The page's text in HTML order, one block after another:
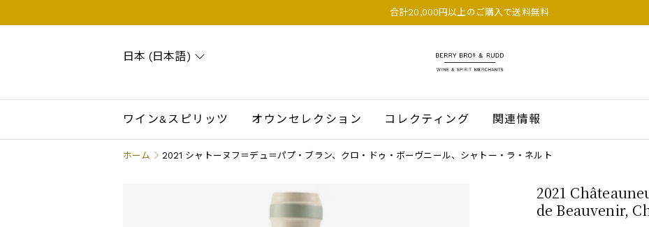
合計20,000円以上のご購入で送料無料
日本 (日本語) BERRY BROS. & RUDD
Cart
ワイン&スピリッツ オウンセレクション コレクティング 関連情報
ホーム 2021 シャトーヌフ＝デュ＝パプ・ブラン、クロ・ドゥ・ボーヴニール、シャトー・ラ・ネルト
2021
de Beauvenir,